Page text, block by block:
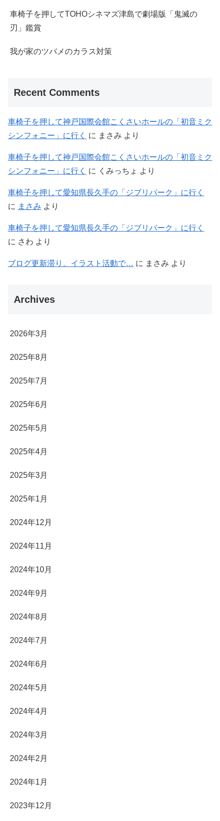
車椅子を押してTOHOシネマズ津島で劇場版「鬼滅の
刃」鑑賞
我が家のツバメのカラス対策
Recent Comments
車椅子を押して神戸国際会館こくさいホールの「初音ミク
シンフォニー」に行く
に まさみ より
車椅子を押して神戸国際会館こくさいホールの「初音ミク
シンフォニー」に行く
に くみっちょ より
車椅子を押して愛知県長久手の「ジブリパーク」に行く
に まさみ より
車椅子を押して愛知県長久手の「ジブリパーク」に行く
に さわ より
ブログ更新滞り。イラスト活動で… に まさみ より
Archives
2026年3月
2025年8月
2025年7月
2025年6月
2025年5月
2025年4月
2025年3月
2025年1月
2024年12月
2024年11月
2024年10月
2024年9月
2024年8月
2024年7月
2024年6月
2024年5月
2024年4月
2024年3月
2024年2月
2024年1月
2023年12月